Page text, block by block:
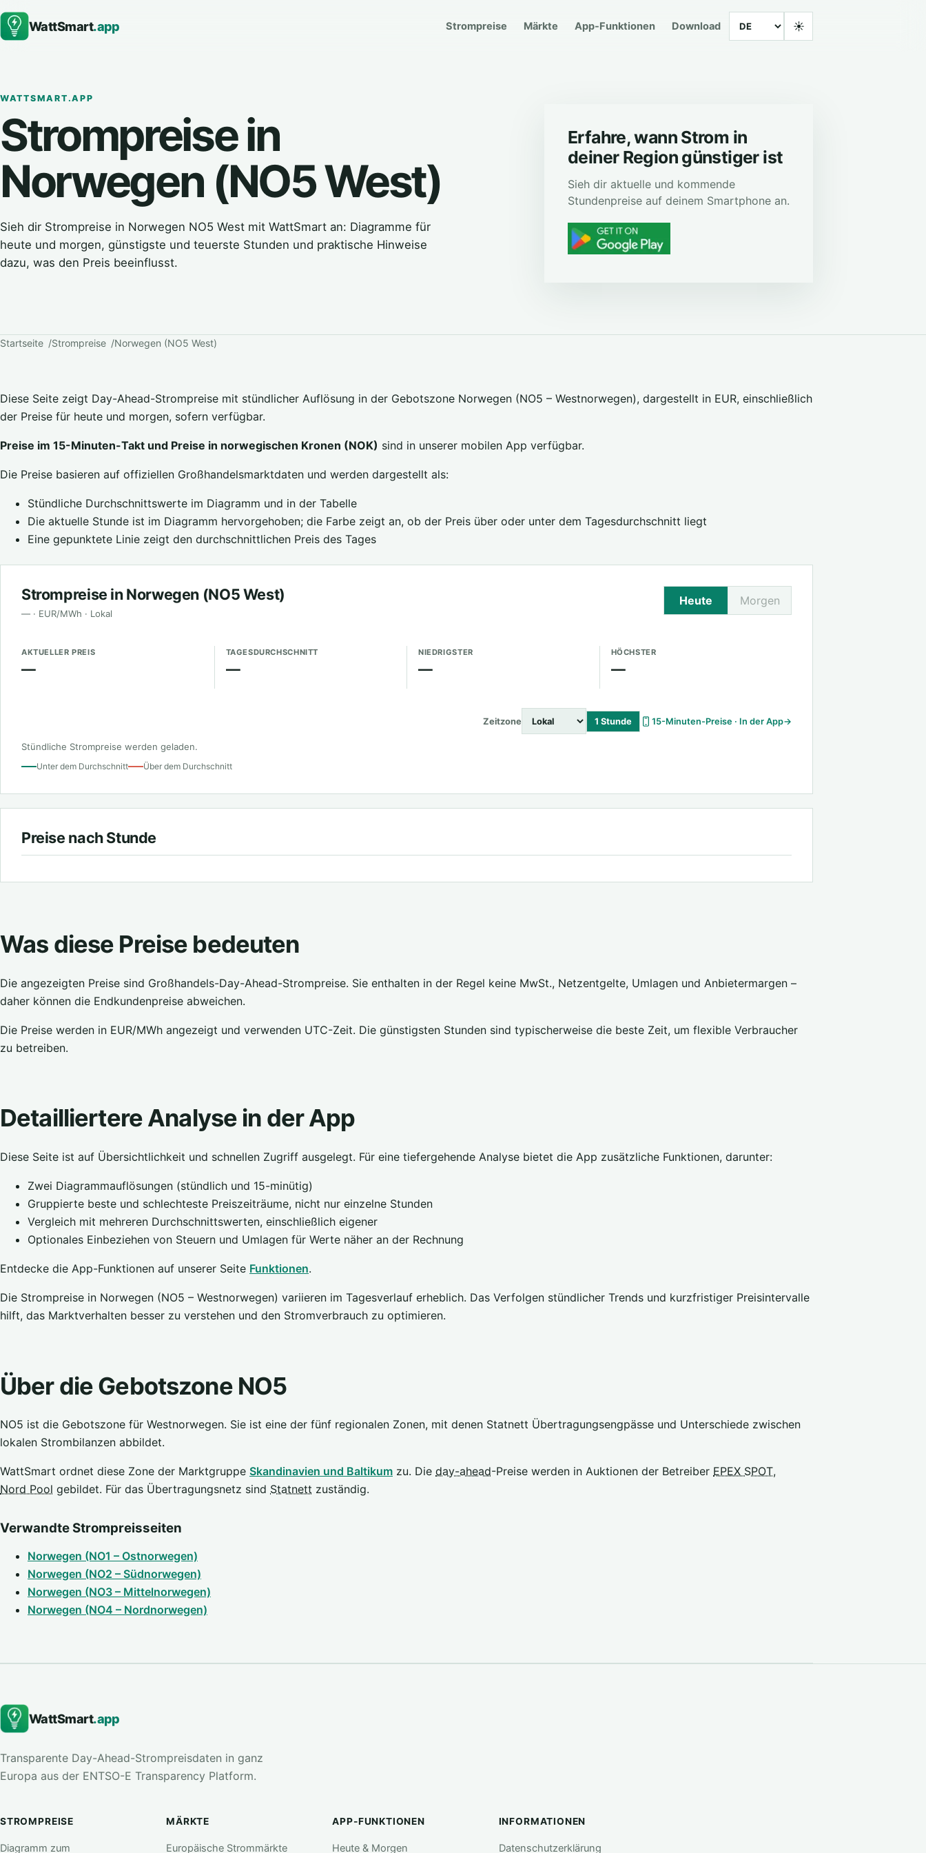
WattSmart.app Strompreise Märkte App-Funktionen Download Language ☀
WATTSMART.APP
Strompreise in
Norwegen (NO5 West)
Sieh dir Strompreise in Norwegen NO5 West mit WattSmart an: Diagramme für
heute und morgen, günstigste und teuerste Stunden und praktische Hinweise
dazu, was den Preis beeinflusst.
Erfahre, wann Strom in
deiner Region günstiger ist
Sieh dir aktuelle und kommende
Stundenpreise auf deinem Smartphone an.
Startseite Strompreise Norwegen (NO5 West)
Diese Seite zeigt Day-Ahead-Strompreise mit stündlicher Auflösung in der Gebotszone Norwegen (NO5 – Westnorwegen), dargestellt in EUR, einschließlich
der Preise für heute und morgen, sofern verfügbar.
Preise im 15-Minuten-Takt und Preise in norwegischen Kronen (NOK) sind in unserer mobilen App verfügbar.
Die Preise basieren auf offiziellen Großhandelsmarktdaten und werden dargestellt als:
Stündliche Durchschnittswerte im Diagramm und in der Tabelle
Die aktuelle Stunde ist im Diagramm hervorgehoben; die Farbe zeigt an, ob der Preis über oder unter dem Tagesdurchschnitt liegt
Eine gepunktete Linie zeigt den durchschnittlichen Preis des Tages
Strompreise in Norwegen (NO5 West)
— · EUR/MWh · Lokal
Heute Morgen
AKTUELLER PREIS
—
TAGESDURCHSCHNITT
—
NIEDRIGSTER
—
HÖCHSTER
—
Zeitzone 1 Stunde 15-Minuten-Preise · In der App→
Stündliche Strompreise werden geladen.
Unter dem Durchschnitt Über dem Durchschnitt
Preise nach Stunde
Was diese Preise bedeuten
Die angezeigten Preise sind Großhandels-Day-Ahead-Strompreise. Sie enthalten in der Regel keine MwSt., Netzentgelte, Umlagen und Anbietermargen –
daher können die Endkundenpreise abweichen.
Die Preise werden in EUR/MWh angezeigt und verwenden UTC-Zeit. Die günstigsten Stunden sind typischerweise die beste Zeit, um flexible Verbraucher
zu betreiben.
Detailliertere Analyse in der App
Diese Seite ist auf Übersichtlichkeit und schnellen Zugriff ausgelegt. Für eine tiefergehende Analyse bietet die App zusätzliche Funktionen, darunter:
Zwei Diagrammauflösungen (stündlich und 15-minütig)
Gruppierte beste und schlechteste Preiszeiträume, nicht nur einzelne Stunden
Vergleich mit mehreren Durchschnittswerten, einschließlich eigener
Optionales Einbeziehen von Steuern und Umlagen für Werte näher an der Rechnung
Entdecke die App-Funktionen auf unserer Seite Funktionen.
Die Strompreise in Norwegen (NO5 – Westnorwegen) variieren im Tagesverlauf erheblich. Das Verfolgen stündlicher Trends und kurzfristiger Preisintervalle
hilft, das Marktverhalten besser zu verstehen und den Stromverbrauch zu optimieren.
Über die Gebotszone NO5
NO5 ist die Gebotszone für Westnorwegen. Sie ist eine der fünf regionalen Zonen, mit denen Statnett Übertragungsengpässe und Unterschiede zwischen
lokalen Strombilanzen abbildet.
WattSmart ordnet diese Zone der Marktgruppe Skandinavien und Baltikum zu. Die day-ahead-Preise werden in Auktionen der Betreiber EPEX SPOT,
Nord Pool gebildet. Für das Übertragungsnetz sind Statnett zuständig.
Verwandte Strompreisseiten
Norwegen (NO1 – Ostnorwegen)
Norwegen (NO2 – Südnorwegen)
Norwegen (NO3 – Mittelnorwegen)
Norwegen (NO4 – Nordnorwegen)
WattSmart.app
Transparente Day-Ahead-Strompreisdaten in ganz
Europa aus der ENTSO-E Transparency Platform.
STROMPREISE
Diagramm zum
MÄRKTE
Europäische Strommärkte
APP-FUNKTIONEN
Heute & Morgen
INFORMATIONEN
Datenschutzerklärung